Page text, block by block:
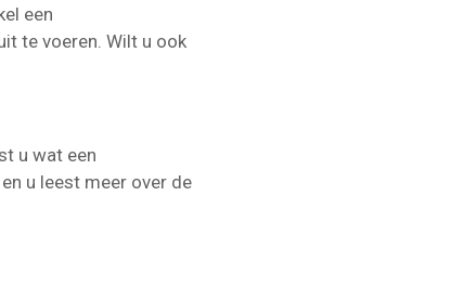
een
te voeren. Wilt u ook
u wat een
u leest meer over de